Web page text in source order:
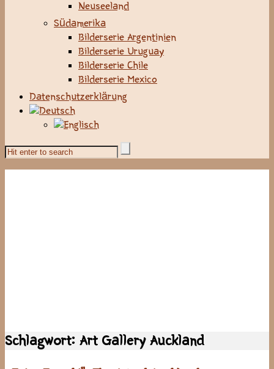
Neuseeland
Südamerika
Bilderserie Argentinien
Bilderserie Uruguay
Bilderserie Chile
Bilderserie Mexico
Datenschutzerklärung
Schlagwort: Art Gallery Auckland